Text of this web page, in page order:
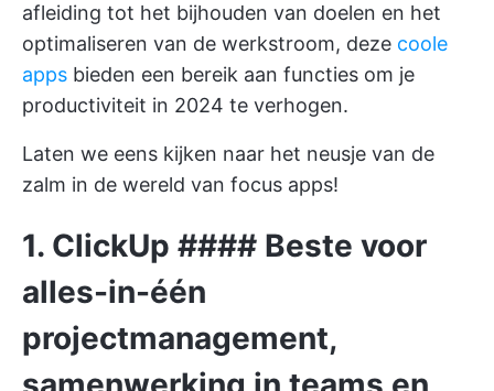
afleiding tot het bijhouden van doelen en het
optimaliseren van de werkstroom, deze coole
apps bieden een bereik aan functies om je
productiviteit in 2024 te verhogen.
Laten we eens kijken naar het neusje van de
zalm in de wereld van focus apps!
1. ClickUp #### Beste voor
alles-in-één
projectmanagement,